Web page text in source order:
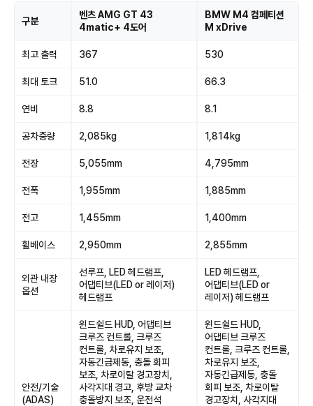
구분
벤츠 AMG GT 43
4matic+ 4도어
BMW M4 컴페티션
M xDrive
최고 출력 367 530
최대 토크 51.0 66.3
연비 8.8 8.1
공차중량 2,085kg 1,814kg
전장 5,055mm 4,795mm
전폭 1,955mm 1,885mm
전고 1,455mm 1,400mm
휠베이스 2,950mm 2,855mm
외관 내장
옵션
선루프, LED 헤드램프,
어댑티브(LED or 레이저)
헤드램프
LED 헤드램프,
어댑티브(LED or
레이저) 헤드램프
안전/기술
(ADAS)
윈드쉴드 HUD, 어댑티브
크루즈 컨트롤, 크루즈
컨트롤, 차로유지 보조,
자동긴급제동, 충돌 회피
보조, 차로이탈 경고장치,
사각지대 경고, 후방 교차
충돌방지 보조, 운전석
윈드쉴드 HUD,
어댑티브 크루즈
컨트롤, 크루즈 컨트롤,
차로유지 보조,
자동긴급제동, 충돌
회피 보조, 차로이탈
경고장치, 사각지대